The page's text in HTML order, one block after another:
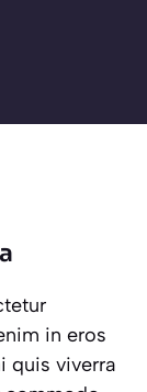
in eros
quis viverra